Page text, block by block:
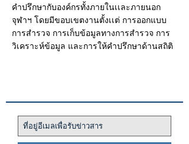
คำปรึกษากับองค์กรทั้งภายในเเละภายนอก
จุฬาฯ โดยมีขอบเขตงานตั้งเเต่ การออกแบบ
การสำรวจ การเก็บข้อมูลทางการสำรวจ การ
วิเคราะห์ข้อมูล และการให้คำปรึกษาด้านสถิติ